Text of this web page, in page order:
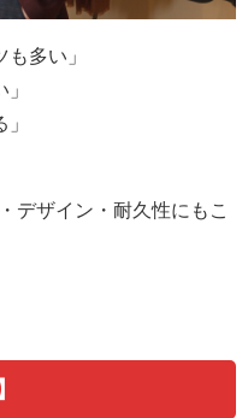
多い」
デザイン・耐久性にもこ